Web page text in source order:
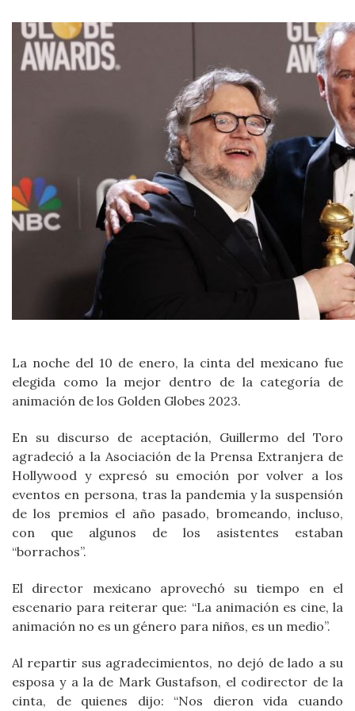
La noche del 10 de enero, la cinta del mexicano fue
elegida como la mejor dentro de la categoría de
animación de los Golden Globes 2023.
En su discurso de aceptación, Guillermo del Toro
agradeció a la Asociación de la Prensa Extranjera de
Hollywood y expresó su emoción por volver a los
eventos en persona, tras la pandemia y la suspensión
de los premios el año pasado, bromeando, incluso,
con que algunos de los asistentes estaban
“borrachos”.
El director mexicano aprovechó su tiempo en el
escenario para reiterar que: “La animación es cine, la
animación no es un género para niños, es un medio”.
Al repartir sus agradecimientos, no dejó de lado a su
esposa y a la de Mark Gustafson, el codirector de la
cinta, de quienes dijo: “Nos dieron vida cuando